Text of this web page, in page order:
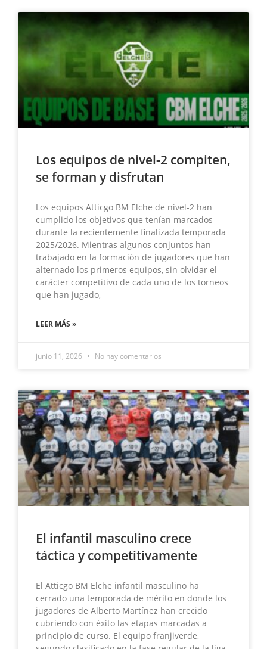
Los equipos de nivel-2 compiten,
se forman y disfrutan
Los equipos Atticgo BM Elche de nivel-2 han
cumplido los objetivos que tenían marcados
durante la recientemente finalizada temporada
2025/2026. Mientras algunos conjuntos han
trabajado en la formación de jugadores que han
alternado los primeros equipos, sin olvidar el
carácter competitivo de cada uno de los torneos
que han jugado,
LEER MÁS »
junio 11, 2026 No hay comentarios
El infantil masculino crece
táctica y competitivamente
El Atticgo BM Elche infantil masculino ha
cerrado una temporada de mérito en donde los
jugadores de Alberto Martínez han crecido
cubriendo con éxito las etapas marcadas a
principio de curso. El equipo franjiverde,